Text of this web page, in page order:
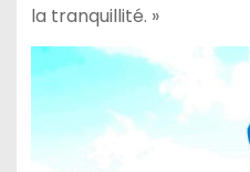
la tranquillité. »